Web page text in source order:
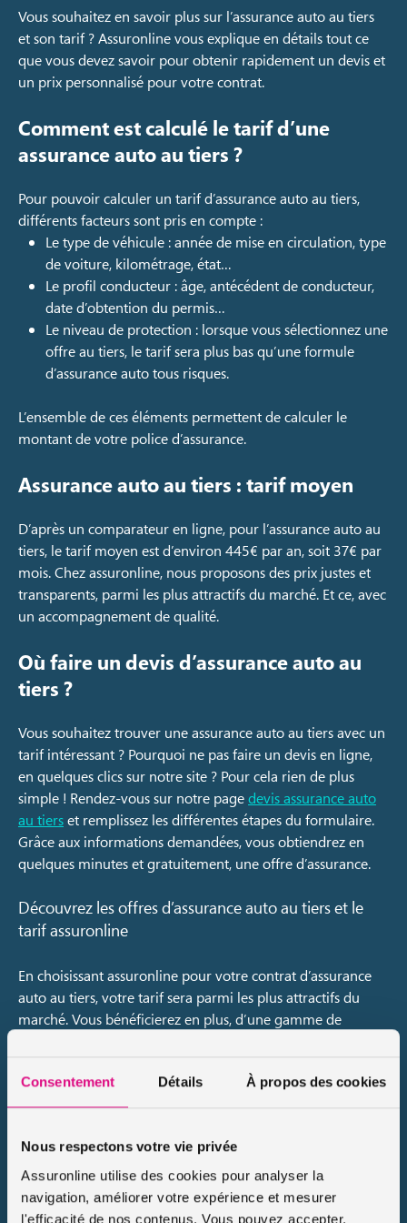
Consentement Détails À propos des cookies
Nous respectons votre vie privée
Assuronline utilise des cookies pour analyser la
navigation, améliorer votre expérience et mesurer
l'efficacité de nos contenus. Vous pouvez accepter,
Vous souhaitez en savoir plus sur l’assurance auto au tiers
et son tarif ? Assuronline vous explique en détails tout ce
que vous devez savoir pour obtenir rapidement un devis et
un prix personnalisé pour votre contrat.
Comment est calculé le tarif d’une
assurance auto au tiers ?
Pour pouvoir calculer un tarif d’assurance auto au tiers,
différents facteurs sont pris en compte :
Le type de véhicule : année de mise en circulation, type
de voiture, kilométrage, état…
Le profil conducteur : âge, antécédent de conducteur,
date d’obtention du permis…
Le niveau de protection : lorsque vous sélectionnez une
offre au tiers, le tarif sera plus bas qu’une formule
d’assurance auto tous risques.
L’ensemble de ces éléments permettent de calculer le
montant de votre police d’assurance.
Assurance auto au tiers : tarif moyen
D’après un comparateur en ligne, pour l’assurance auto au
tiers, le tarif moyen est d’environ 445€ par an, soit 37€ par
mois. Chez assuronline, nous proposons des prix justes et
transparents, parmi les plus attractifs du marché. Et ce, avec
un accompagnement de qualité.
Où faire un devis d’assurance auto au
tiers ?
Vous souhaitez trouver une assurance auto au tiers avec un
tarif intéressant ? Pourquoi ne pas faire un devis en ligne,
en quelques clics sur notre site ? Pour cela rien de plus
simple ! Rendez-vous sur notre pagedevis assurance auto
au tierset remplissez les différentes étapes du formulaire.
Grâce aux informations demandées, vous obtiendrez en
quelques minutes et gratuitement, une offre d’assurance.
Découvrez les offres d’assurance auto au tiers et le
tarif assuronline
En choisissant assuronline pour votre contrat d’assurance
auto au tiers, votre tarif sera parmi les plus attractifs du
marché. Vous bénéficierez en plus, d’une gamme de
Des prix justes et transparents
L’un des maîtres-mots d’assuronline est la transparence. À
ce titre, nous avons à cœur de vous proposer des prix
justes, sans frais cachés ni mauvaises surprises. Le prix
calculé lors de votre devis en ligne est bien le prix que vous